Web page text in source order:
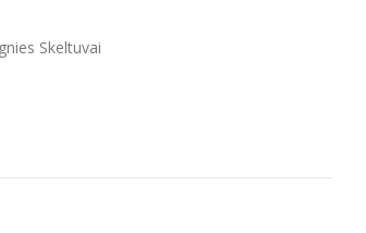
Skeltuvai